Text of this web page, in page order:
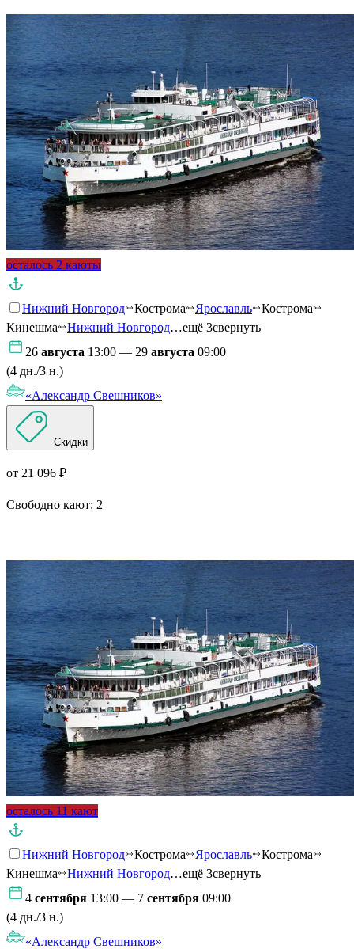
осталось 2 каюты
Нижний Новгород Кострома Ярославль
Кострома
Кинешма
Нижний Новгород…ещё 3свернуть
26 августа 13:00 — 29 августа 09:00
(4 дн./3 н.)
«Александр Свешников»
Скидки
от 21 096 ₽
Свободно кают: 2
осталось 11 кают
Нижний Новгород Кострома Ярославль
Кострома
Кинешма
Нижний Новгород…ещё 3свернуть
4 сентября 13:00 — 7 сентября 09:00
(4 дн./3 н.)
«Александр Свешников»